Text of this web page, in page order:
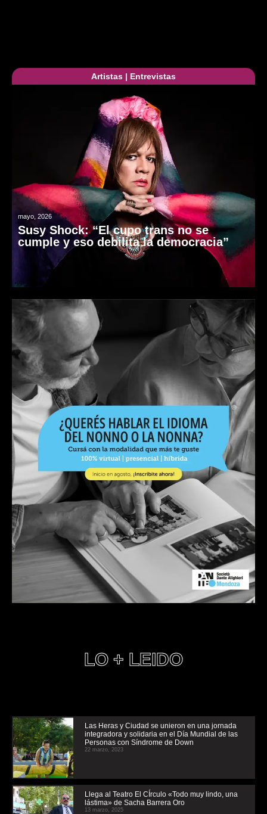
Artistas | Entrevistas
mayo, 2026
Susy Shock: “El cupo trans no se
cumple y eso debilita la democracia”
LO + LEIDO
Las Heras y Ciudad se unieron en una jornada
integradora y solidaria en el Día Mundial de las
Personas con Síndrome de Down
22 marzo, 2023
Llega al Teatro El CÍrculo «Todo muy lindo, una
lástima» de Sacha Barrera Oro
13 marzo, 2025